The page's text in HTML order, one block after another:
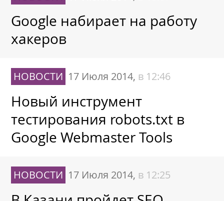
Google набирает на работу
хакеров
НОВОСТИ 17 Июля 2014, в 12:46
Новый инструмент
тестирования robots.txt в
Google Webmaster Tools
НОВОСТИ 17 Июля 2014, в 12:25